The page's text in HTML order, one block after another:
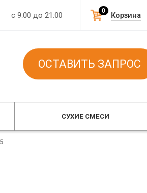
с 9:00 до 21:00 Корзина
0
ОСТАВИТЬ ЗАПРОС
СУХИЕ СМЕСИ